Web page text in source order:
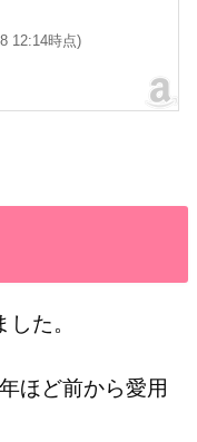
12:14時点)
た。
ほど前から愛用